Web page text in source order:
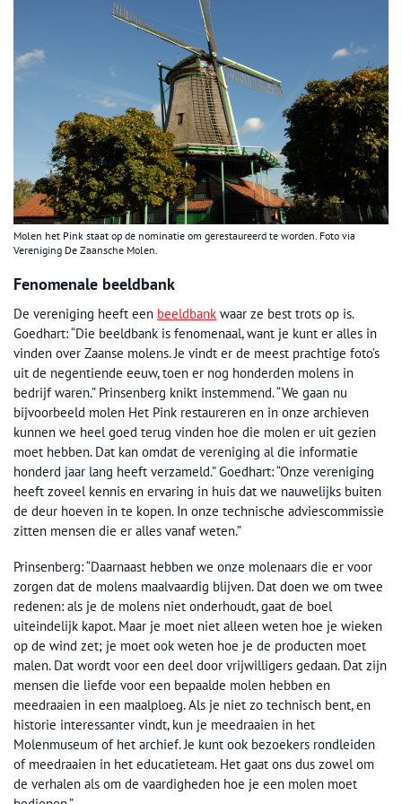
Molen het Pink staat op de nominatie om gerestaureerd te worden. Foto via
Vereniging De Zaansche Molen.
Fenomenale beeldbank
De vereniging heeft een beeldbank waar ze best trots op is.
Goedhart: “Die beeldbank is fenomenaal, want je kunt er alles in
vinden over Zaanse molens. Je vindt er de meest prachtige foto’s
uit de negentiende eeuw, toen er nog honderden molens in
bedrijf waren.” Prinsenberg knikt instemmend. “We gaan nu
bijvoorbeeld molen Het Pink restaureren en in onze archieven
kunnen we heel goed terug vinden hoe die molen er uit gezien
moet hebben. Dat kan omdat de vereniging al die informatie
honderd jaar lang heeft verzameld.” Goedhart: “Onze vereniging
heeft zoveel kennis en ervaring in huis dat we nauwelijks buiten
de deur hoeven in te kopen. In onze technische adviescommissie
zitten mensen die er alles vanaf weten.”
Prinsenberg: “Daarnaast hebben we onze molenaars die er voor
zorgen dat de molens maalvaardig blijven. Dat doen we om twee
redenen: als je de molens niet onderhoudt, gaat de boel
uiteindelijk kapot. Maar je moet niet alleen weten hoe je wieken
op de wind zet; je moet ook weten hoe je de producten moet
malen. Dat wordt voor een deel door vrijwilligers gedaan. Dat zijn
mensen die liefde voor een bepaalde molen hebben en
meedraaien in een maalploeg. Als je niet zo technisch bent, en
historie interessanter vindt, kun je meedraaien in het
Molenmuseum of het archief. Je kunt ook bezoekers rondleiden
of meedraaien in het educatieteam. Het gaat ons dus zowel om
de verhalen als om de vaardigheden hoe je een molen moet